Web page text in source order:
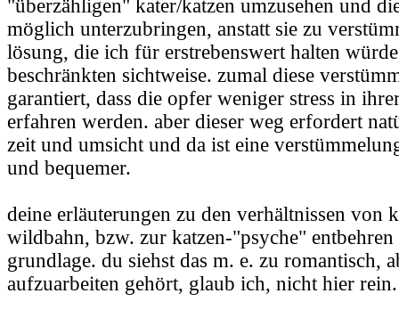
"überzähligen" kater/katzen umzusehen und
möglich unterzubringen, anstatt sie zu
lösung, die ich für erstrebenswert halten
beschränkten sichtweise. zumal diese
garantiert, dass die opfer weniger stress in
erfahren werden. aber dieser weg erfordert
zeit und umsicht und da ist eine
und bequemer.
deine erläuterungen zu den verhältnissen von
wildbahn, bzw. zur katzen-"psyche"
grundlage. du siehst das m. e. zu romantisch,
aufzuarbeiten gehört, glaub ich, nicht hier rein.